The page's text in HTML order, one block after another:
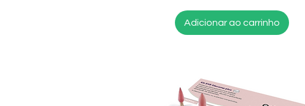
Adicionar ao carrinho